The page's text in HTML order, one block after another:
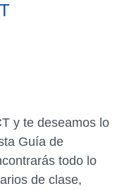
y te deseamos lo
Guía de
todo lo
de clase,